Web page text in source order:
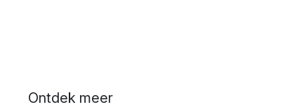
Ontdek meer